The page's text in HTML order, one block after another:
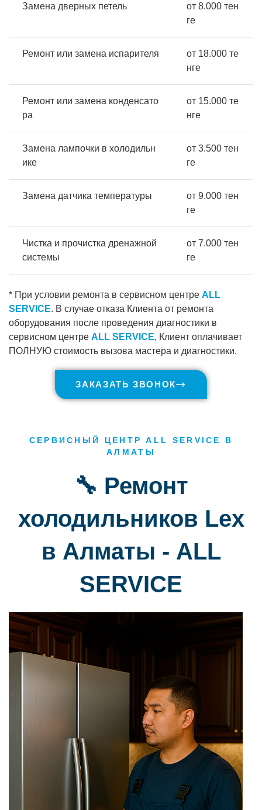
Замена дверных петель
от 8.000 тен
ге
Ремонт или замена испарителя
от 18.000 те
нге
Ремонт или замена конденсато
ра
от 15.000 те
нге
Замена лампочки в холодильн
ике
от 3.500 тен
ге
Замена датчика температуры
от 9.000 тен
ге
Чистка и прочистка дренажной
системы
от 7.000 тен
ге
* При условии ремонта в сервисном центре ALL
SERVICE. В случае отказа Клиента от ремонта
оборудования после проведения диагностики в
сервисном центре ALL SERVICE, Клиент оплачивает
ПОЛНУЮ стоимость вызова мастера и диагностики.
ЗАКАЗАТЬ ЗВОНОК
СЕРВИСНЫЙ ЦЕНТР ALL SERVICE В
АЛМАТЫ
🔧 Ремонт
холодильников Lex
в Алматы - ALL
SERVICE